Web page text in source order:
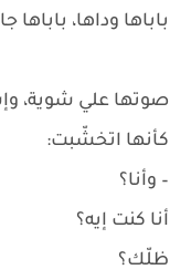
باباها وداها، باباها
صوتها علي شوية،
كأنها اتخشّبت:
– وأنا؟
أنا كنت إيه؟
ظلّك؟